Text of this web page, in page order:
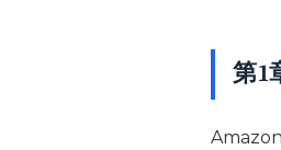
第1
Amazon